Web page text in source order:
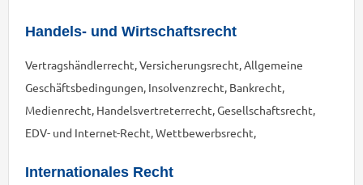
Handels- und Wirtschaftsrecht
Vertragshändlerrecht, Versicherungsrecht, Allgemeine
Geschäftsbedingungen, Insolvenzrecht, Bankrecht,
Medienrecht, Handelsvertreterrecht, Gesellschaftsrecht,
EDV- und Internet-Recht, Wettbewerbsrecht,
Internationales Recht